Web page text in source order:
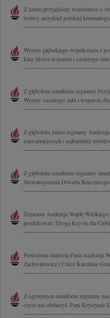
Z żalem przyjęliśmy wiadomość o
twórcy arcydzieł polskiej
Wyrazy głębokiego współczucia z
kina Słowa wsparcia i szczerego
Z głębokim smutkiem żegnamy
Wyrazy szczerego żalu i wsparcia
Z głębokim żalem żegnamy
najważniejszych i najbardziej
Z głębokim smutkiem żegnamy
Stowarzyszenia Otwarta
Żegnamy Andrzeja Wajdę
produkować. Droga Krysiu dla
Poruszona śmiercią Pana Andrzeja
Zachwatowicz i Córce Karolinie
Z ogromnym smutkiem żegnamy
czym nas obdarzył. Pani Krystynie